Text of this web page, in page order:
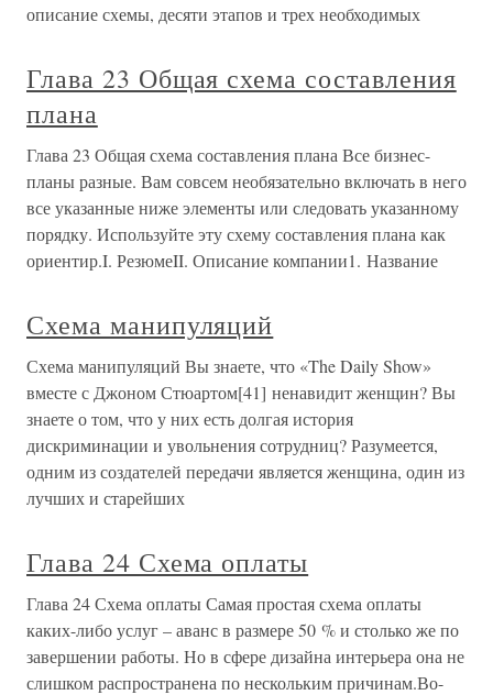
описание схемы, десяти этапов и трех необходимых
Глава 23 Общая схема составления
плана
Глава 23 Общая схема составления плана Все бизнес-
планы разные. Вам совсем необязательно включать в него
все указанные ниже элементы или следовать указанному
порядку. Используйте эту схему составления плана как
ориентир.I. РезюмеII. Описание компании1. Название
Схема манипуляций
Схема манипуляций Вы знаете, что «The Daily Show»
вместе с Джоном Стюартом[41] ненавидит женщин? Вы
знаете о том, что у них есть долгая история
дискриминации и увольнения сотрудниц? Разумеется,
одним из создателей передачи является женщина, один из
лучших и старейших
Глава 24 Схема оплаты
Глава 24 Схема оплаты Самая простая схема оплаты
каких-либо услуг – аванс в размере 50 % и столько же по
завершении работы. Но в сфере дизайна интерьера она не
слишком распространена по нескольким причинам.Во-